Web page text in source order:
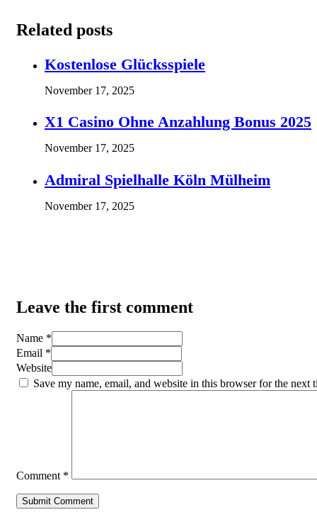
Related posts
Kostenlose Glücksspiele
November 17, 2025
X1 Casino Ohne Anzahlung Bonus 2025
November 17, 2025
Admiral Spielhalle Köln Mülheim
November 17, 2025
Leave the first comment
Name *
Email *
Website
Save my name, email, and website in this browser for the next
Comment *